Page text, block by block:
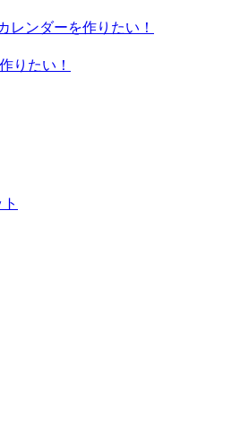
レンダーを作りたい！
りたい！